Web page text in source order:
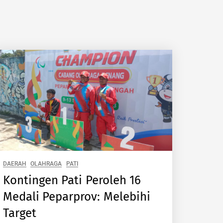
DAERAH OLAHRAGA PATI
Kontingen Pati Peroleh 16
Medali Peparprov: Melebihi
Target